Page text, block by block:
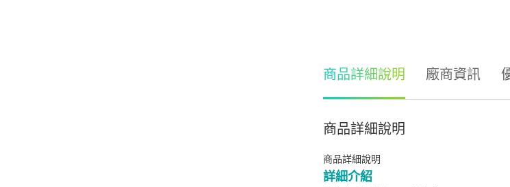
商品詳細說明 廠商資訊
商品詳細說明
商品詳細說明
詳細介紹